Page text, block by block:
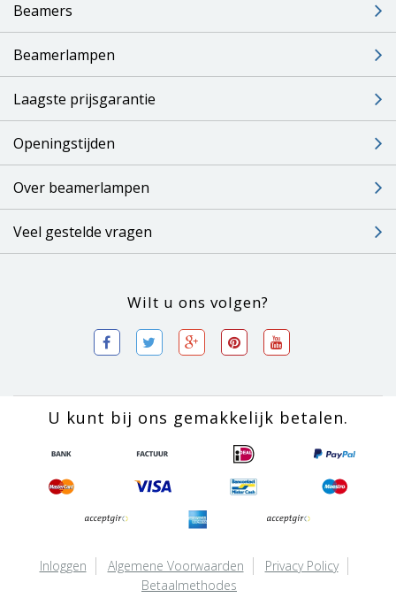
Beamers
Beamerlampen
Laagste prijsgarantie
Openingstijden
Over beamerlampen
Veel gestelde vragen
Wilt u ons volgen?
U kunt bij ons gemakkelijk betalen.
Inloggen Algemene Voorwaarden
Privacy Policy
Betaalmethodes